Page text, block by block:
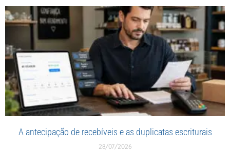
A antecipação de recebíveis e as duplicatas escriturais
28/07/2026